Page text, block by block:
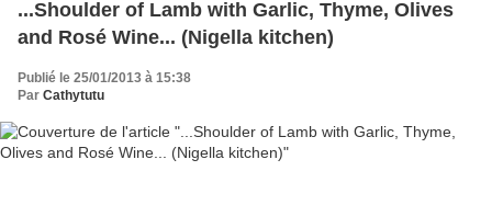
...Shoulder of Lamb with Garlic, Thyme, Olives
and Rosé Wine... (Nigella kitchen)
Publié le 25/01/2013 à 15:38
Par Cathytutu